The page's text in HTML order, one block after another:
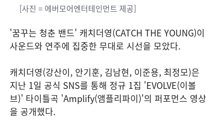
[사진 = 에버모어엔터테인먼트 제공]
'꿈꾸는 청춘 밴드' 캐치더영(CATCH THE YOUNG)이
사운드와 연주에 집중한 무대로 시선을 모았다.
캐치더영(강산이, 안기훈, 김남현, 이준용, 최정모)은
지난 1일 공식 SNS를 통해 정규 1집 'EVOLVE(이볼
브)' 타이틀곡 'Amplify(앰플리파이)'의 퍼포먼스 영상
을 공개했다.